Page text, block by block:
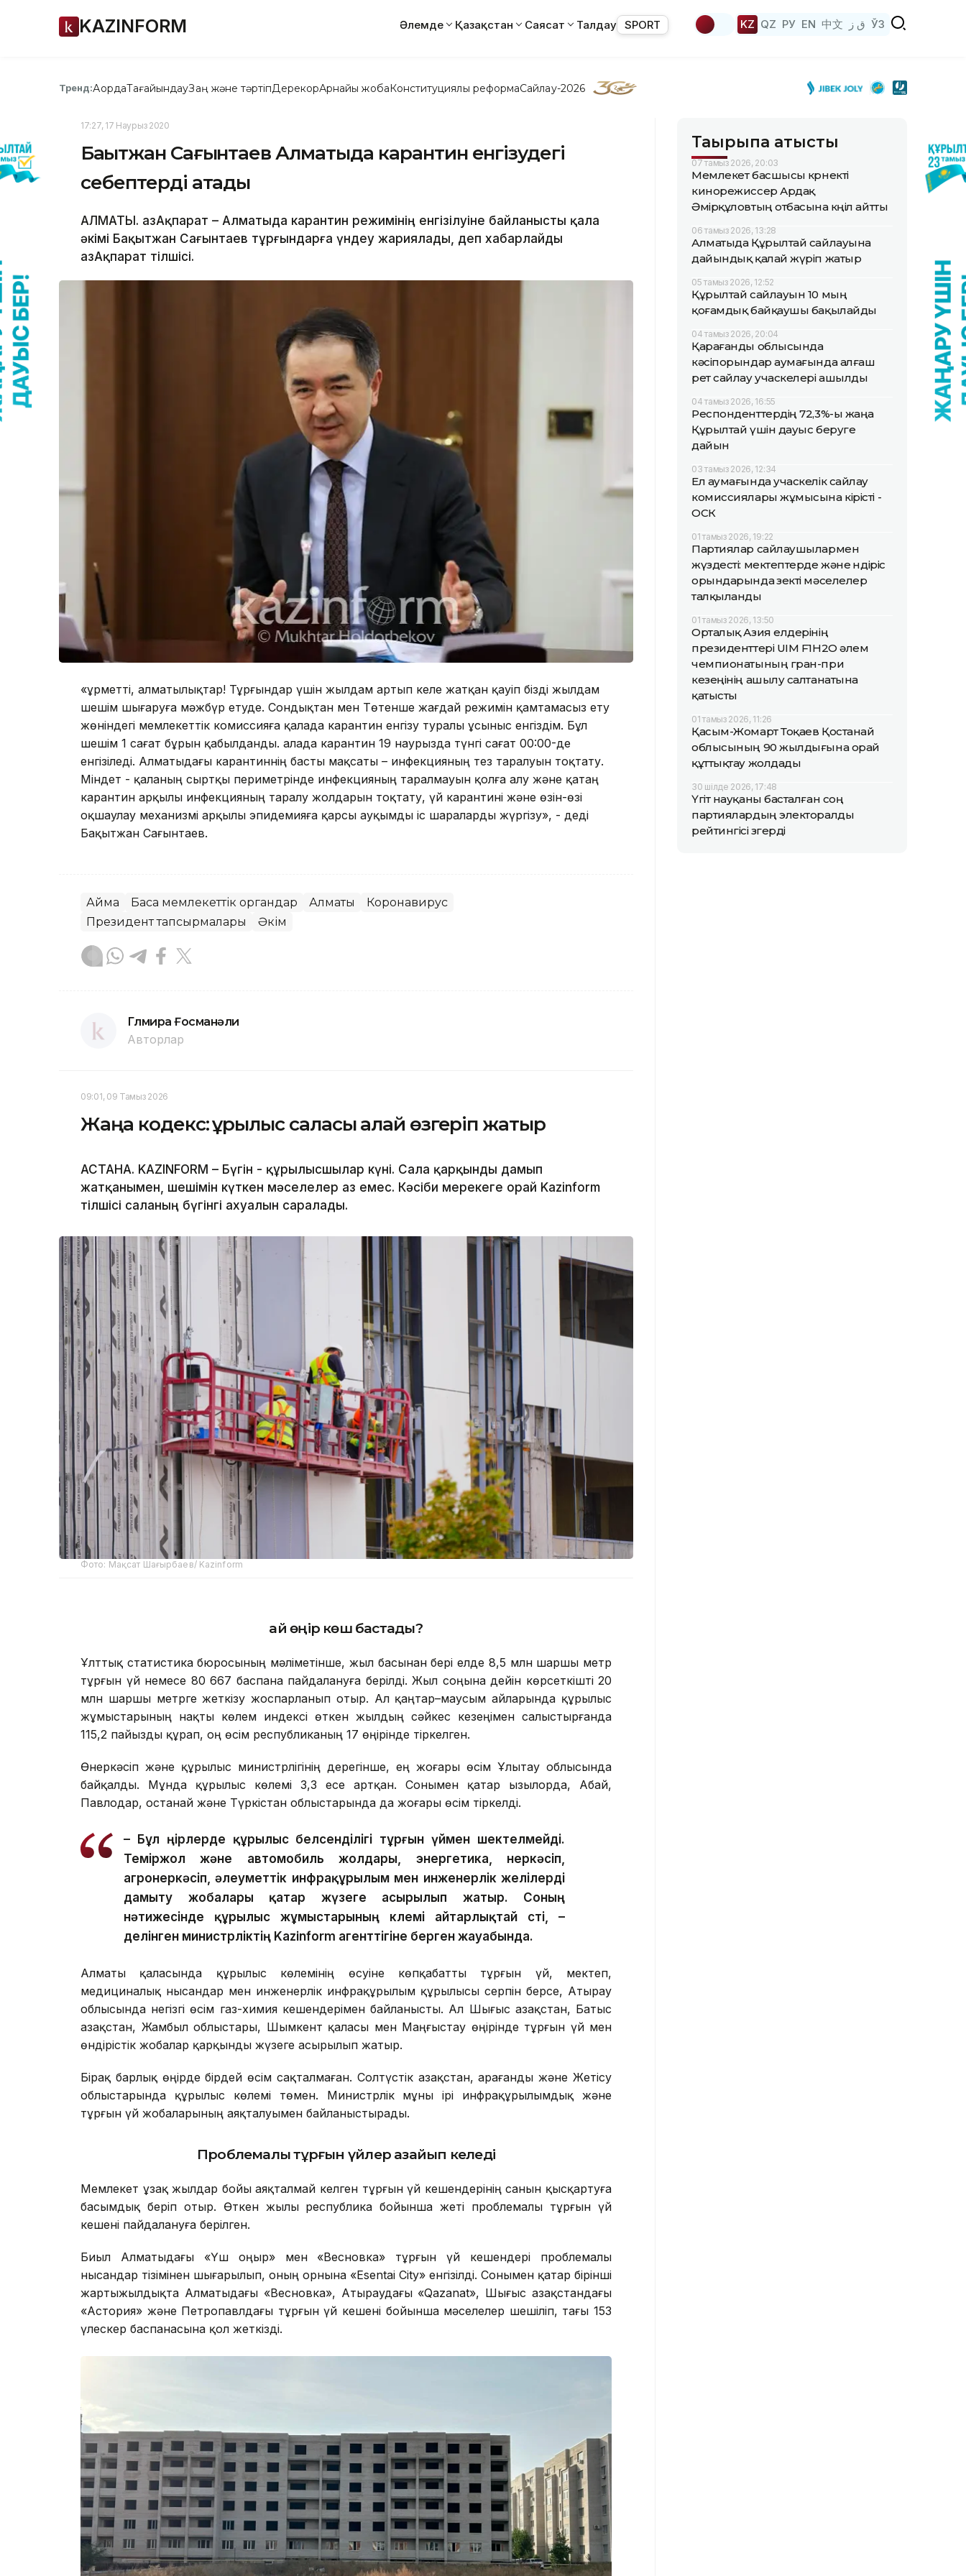
KAZINFORM Әлемде Қазақстан Саясат Талдау SPORT KZ QZ РУ EN 中文 ق ز ЎЗ
Тренд:АқордаТағайындауЗаң және тәртіпДерекқорАрнайы жобаКонституциялық реформаСайлау-2026
17:27, 17 Наурыз 2020
Бақытжан Сағынтаев Алматыда карантин енгізудегі
себептерді атады
АЛМАТЫ. ҚазАқпарат – Алматыда карантин режимінің енгізілуіне байланысты қала
әкімі Бақытжан Сағынтаев тұрғындарға үндеу жариялады, деп хабарлайды
ҚазАқпарат тілшісі.
«Құрметті, алматылықтар! Тұрғындар үшін жылдам артып келе жатқан қауіп бізді жылдам
шешім шығаруға мәжбүр етуде. Сондықтан мен Төтенше жағдай режимін қамтамасыз ету
жөніндегі мемлекеттік комиссияға қалада карантин енгізу туралы ұсыныс енгіздім. Бұл
шешім 1 сағат бұрын қабылданды. Қалада карантин 19 наурызда түнгі сағат 00:00-де
енгізіледі. Алматыдағы карантиннің басты мақсаты – инфекцияның тез таралуын тоқтату.
Міндет - қаланың сыртқы периметрінде инфекцияның таралмауын қолға алу және қатаң
карантин арқылы инфекцияның таралу жолдарын тоқтату, үй карантині және өзін-өзі
оқшаулау механизмі арқылы эпидемияға қарсы ауқымды іс шараларды жүргізу», - деді
Бақытжан Сағынтаев.
Аймақ Басқа мемлекеттік органдар Алматы
Коронавирус
Президент тапсырмалары
Әкім
Гүлмира Ғосманәли
Авторлар
09:01, 09 Тамыз 2026
Жаңа кодекс: құрылыс саласы қалай өзгеріп жатыр
АСТАНА. KAZINFORM – Бүгін - құрылысшылар күні. Сала қарқынды дамып
жатқанымен, шешімін күткен мәселелер аз емес. Кәсіби мерекеге орай Kazinform
тілшісі саланың бүгінгі ахуалын саралады.
Фото: Мақсат Шағырбаев/ Kazinform
Қай өңір көш бастады?
Ұлттық статистика бюросының мәліметінше, жыл басынан бері елде 8,5 млн шаршы метр
тұрғын үй немесе 80 667 баспана пайдалануға берілді. Жыл соңына дейін көрсеткішті 20
млн шаршы метрге жеткізу жоспарланып отыр. Ал қаңтар–маусым айларында құрылыс
жұмыстарының нақты көлем индексі өткен жылдың сәйкес кезеңімен салыстырғанда
115,2 пайызды құрап, оң өсім республиканың 17 өңірінде тіркелген.
Өнеркәсіп және құрылыс министрлігінің дерегінше, ең жоғары өсім Ұлытау облысында
байқалды. Мұнда құрылыс көлемі 3,3 есе артқан. Сонымен қатар Қызылорда, Абай,
Павлодар, Қостанай және Түркістан облыстарында да жоғары өсім тіркелді.
– Бұл өңірлерде құрылыс белсенділігі тұрғын үймен шектелмейді.
Теміржол және автомобиль жолдары, энергетика, өнеркәсіп,
агроөнеркәсіп, әлеуметтік инфрақұрылым мен инженерлік желілерді
дамыту жобалары қатар жүзеге асырылып жатыр. Соның
нәтижесінде құрылыс жұмыстарының көлемі айтарлықтай өсті, –
делінген министрліктің Kazinform агенттігіне берген жауабында.
Алматы қаласында құрылыс көлемінің өсуіне көпқабатты тұрғын үй, мектеп,
медициналық нысандар мен инженерлік инфрақұрылым құрылысы серпін берсе, Атырау
облысында негізгі өсім газ-химия кешендерімен байланысты. Ал Шығыс Қазақстан, Батыс
Қазақстан, Жамбыл облыстары, Шымкент қаласы мен Маңғыстау өңірінде тұрғын үй мен
өндірістік жобалар қарқынды жүзеге асырылып жатыр.
Бірақ барлық өңірде бірдей өсім сақталмаған. Солтүстік Қазақстан, Қарағанды және Жетісу
облыстарында құрылыс көлемі төмен. Министрлік мұны ірі инфрақұрылымдық және
тұрғын үй жобаларының аяқталуымен байланыстырады.
Проблемалы тұрғын үйлер азайып келеді
Мемлекет ұзақ жылдар бойы аяқталмай келген тұрғын үй кешендерінің санын қысқартуға
басымдық беріп отыр. Өткен жылы республика бойынша жеті проблемалы тұрғын үй
кешені пайдалануға берілген.
Биыл Алматыдағы «Үш Қоңыр» мен «Весновка» тұрғын үй кешендері проблемалы
нысандар тізімінен шығарылып, оның орнына «Esentai City» енгізілді. Сонымен қатар бірінші
жартыжылдықта Алматыдағы «Весновка», Атыраудағы «Qazanat», Шығыс Қазақстандағы
«Астория» және Петропавлдағы тұрғын үй кешені бойынша мәселелер шешіліп, тағы 153
үлескер баспанасына қол жеткізді.
Тақырыпқа қатысты
07 тамыз 2026, 20:03
Мемлекет басшысы көрнекті
кинорежиссер Ардақ
Әмірқұловтың отбасына көңіл айтты
06 тамыз 2026, 13:28
Алматыда Құрылтай сайлауына
дайындық қалай жүріп жатыр
05 тамыз 2026, 12:52
Құрылтай сайлауын 10 мың
қоғамдық байқаушы бақылайды
04 тамыз 2026, 20:04
Қарағанды облысында
кәсіпорындар аумағында алғаш
рет сайлау учаскелері ашылды
04 тамыз 2026, 16:55
Респонденттердің 72,3%-ы жаңа
Құрылтай үшін дауыс беруге
дайын
03 тамыз 2026, 12:34
Ел аумағында учаскелік сайлау
комиссиялары жұмысына кірісті -
ОСК
01 тамыз 2026, 19:22
Партиялар сайлаушылармен
жүздесті: мектептерде және өндіріс
орындарында өзекті мәселелер
талқыланды
01 тамыз 2026, 13:50
Орталық Азия елдерінің
президенттері UIM F1H2O әлем
чемпионатының гран-при
кезеңінің ашылу салтанатына
қатысты
01 тамыз 2026, 11:26
Қасым-Жомарт Тоқаев Қостанай
облысының 90 жылдығына орай
құттықтау жолдады
30 шілде 2026, 17:48
Үгіт науқаны басталған соң
партиялардың электоралды
рейтингісі өзгерді